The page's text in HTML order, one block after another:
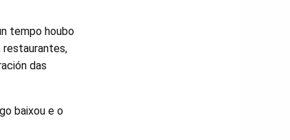
tempo houbo
das
baixou e o